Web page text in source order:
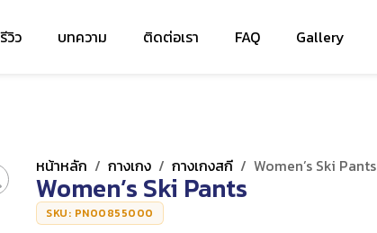
รีวิว บทความ ติดต่อเรา FAQ Gallery
หน้าหลัก / กางเกง / กางเกงสกี / Women’s Ski Pants
Women’s Ski Pants
SKU: PN00855000